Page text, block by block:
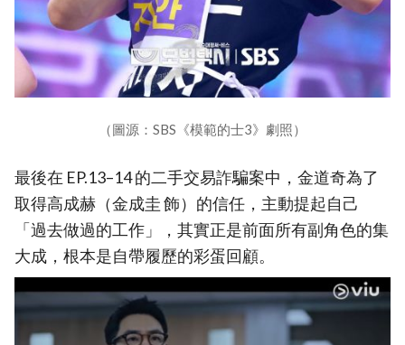
（圖源：SBS《模範的士3》劇照）
最後在 EP.13–14 的二手交易詐騙案中，金道奇為了
取得高成赫（金成圭 飾）的信任，主動提起自己
「過去做過的工作」，其實正是前面所有副角色的集
大成，根本是自帶履歷的彩蛋回顧。